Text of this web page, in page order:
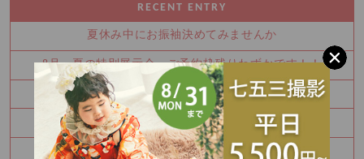
RECENT ENTRY
夏休み中にお振袖決めてみませんか
8月 夏の特別展示会 ご予約枠残りわずかです！！
Half Birthday‪‪*°♡
8月 振袖特別展示会 ご予約受付中です！！
Happy Birthday🎉